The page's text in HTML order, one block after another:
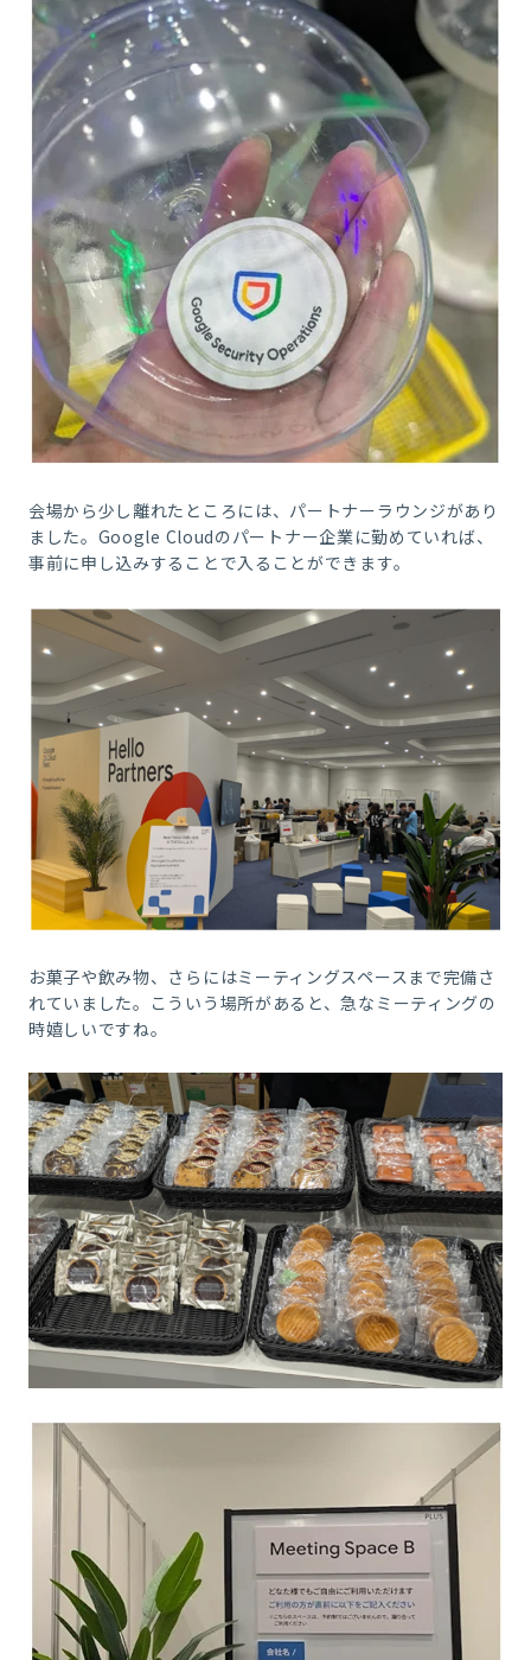
会場から少し離れたところには、パートナーラウンジがあり
ました。Google Cloudのパートナー企業に勤めていれば、
事前に申し込みすることで入ることができます。
お菓子や飲み物、さらにはミーティングスペースまで完備さ
れていました。こういう場所があると、急なミーティングの
時嬉しいですね。